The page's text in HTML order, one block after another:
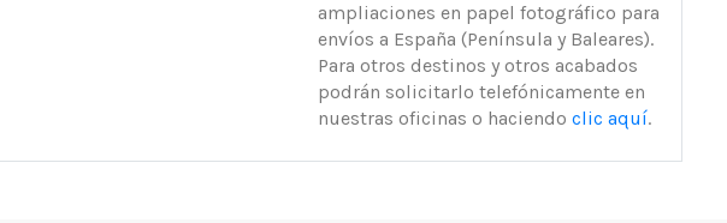
ampliaciones en papel fotográfico para
envíos a España (Península y Baleares).
Para otros destinos y otros acabados
podrán solicitarlo telefónicamente en
nuestras oficinas o haciendo clic aquí.